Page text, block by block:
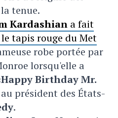
tenue.
Kardashian a fait
tapis rouge du Met
robe portée par
lorsqu'elle a
Happy Birthday Mr.
au président des États-
.